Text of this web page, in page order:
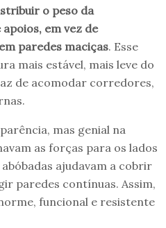
o peso da
em vez de
paredes maciças. Esse
mais estável, mais leve do
de acomodar corredores,
mas genial na
as forças para os lados
ajudavam a cobrir
paredes contínuas. Assim,
funcional e resistente